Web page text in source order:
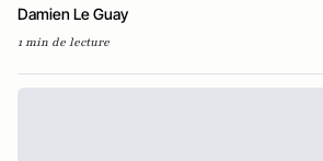
Damien Le Guay
1 min de lecture